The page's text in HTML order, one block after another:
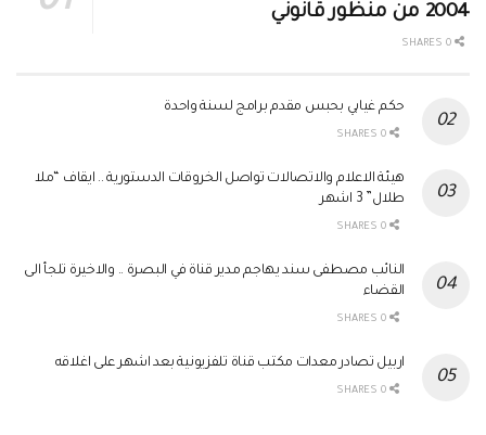
2004 من منظور قانوني
حكم غيابي بحبس مقدم برامج لسنة واحدة
هيئة الاعلام والاتصالات تواصل الخروقات الدستورية .. ايقاف “ملا
طلال” 3 اشهر
النائب مصطفى سند يهاجم مدير قناة في البصرة .. والاخيرة تلجأ الى
القضاء
اربيل تصادر معدات مكتب قناة تلفزيونية بعد اشهر على اغلاقه